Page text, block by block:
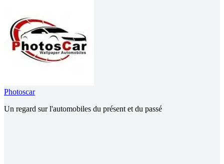
Photoscar
Un regard sur l'automobiles du présent et du passé